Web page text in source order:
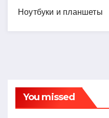
Ноутбуки и планшеты
You missed